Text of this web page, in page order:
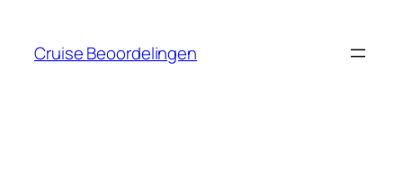
Cruise Beoordelingen